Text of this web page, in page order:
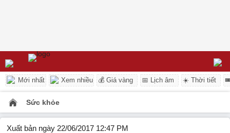
Mới nhất Xem nhiều 💰 Giá vàng 📅 Lịch âm ☀️ Thời tiết
Sức khỏe
Xuất bản ngày 22/06/2017 12:47 PM